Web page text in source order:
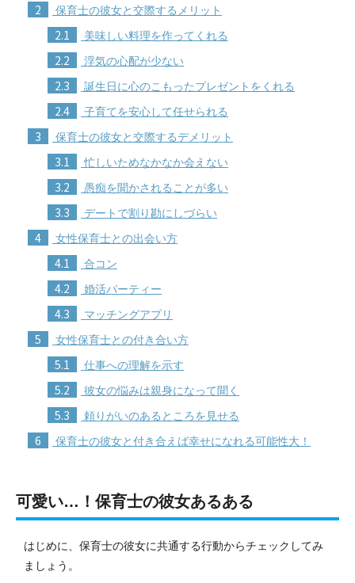
2 保育士の彼女と交際するメリット
2.1 美味しい料理を作ってくれる
2.2 浮気の心配が少ない
2.3 誕生日に心のこもったプレゼントをくれる
2.4 子育てを安心して任せられる
3 保育士の彼女と交際するデメリット
3.1 忙しいためなかなか会えない
3.2 愚痴を聞かされることが多い
3.3 デートで割り勘にしづらい
4 女性保育士との出会い方
4.1 合コン
4.2 婚活パーティー
4.3 マッチングアプリ
5 女性保育士との付き合い方
5.1 仕事への理解を示す
5.2 彼女の悩みは親身になって聞く
5.3 頼りがいのあるところを見せる
6 保育士の彼女と付き合えば幸せになれる可能性大！
可愛い…！保育士の彼女あるある
はじめに、保育士の彼女に共通する行動からチェックしてみ
ましょう。